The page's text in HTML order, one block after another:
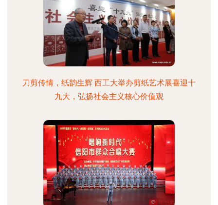
刀剪传情，纸韵生辉 西工大举办剪纸艺术展喜迎十
九大，弘扬社会主义核心价值观